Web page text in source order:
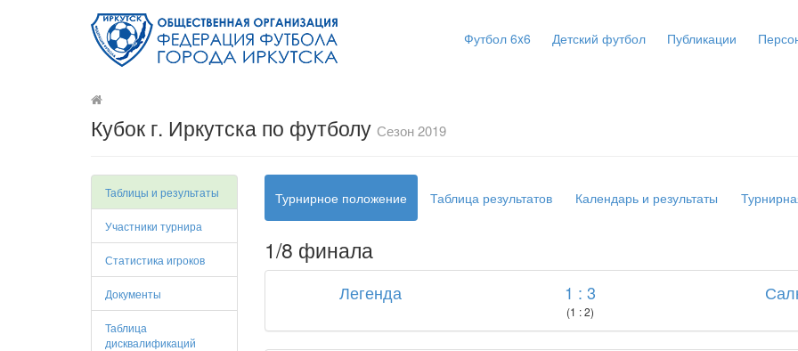
Футбол 6x6 Детский футбол Публикации
Кубок г. Иркутска по футболу Сезон 2019
Таблицы и результаты
Участники турнира
Статистика игроков
Документы
Таблица
дисквалификаций
Турнирное положение Таблица результатов Календарь и результаты
1/8 финала
Легенда 1 : 3
(1 : 2)